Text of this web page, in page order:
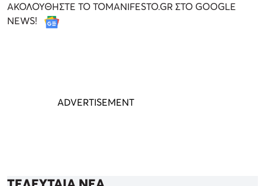
ΑΚΟΛΟΥΘΗΣΤΕ ΤΟ TOMANIFESTO.GR ΣΤΟ GOOGLE
NEWS!